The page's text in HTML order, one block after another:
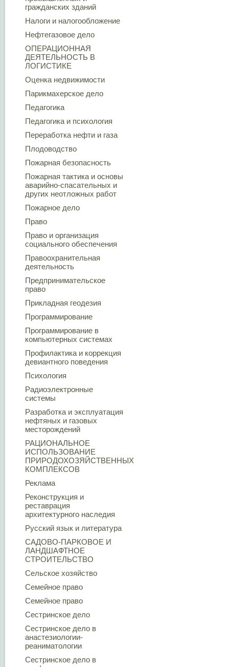
гражданских зданий
Налоги и налогообложение
Нефтегазовое дело
ОПЕРАЦИОННАЯ
ДЕЯТЕЛЬНОСТЬ В
ЛОГИСТИКЕ
Оценка недвижимости
Парикмахерское дело
Педагогика
Педагогика и психология
Переработка нефти и газа
Плодоводство
Пожарная безопасность
Пожарная тактика и основы
аварийно-спасательных и
других неотложных работ
Пожарное дело
Право
Право и организация
социального обеспечения
Правоохранительная
деятельность
Предпринимательское
право
Прикладная геодезия
Программирование
Программирование в
компьютерных системах
Профилактика и коррекция
девиантного поведения
Психология
Радиоэлектронные
системы
Разработка и эксплуатация
нефтяных и газовых
месторождений
РАЦИОНАЛЬНОЕ
ИСПОЛЬЗОВАНИЕ
ПРИРОДОХОЗЯЙСТВЕННЫХ
КОМПЛЕКСОВ
Реклама
Реконструкция и
реставрация
архитектурного наследия
Русский язык и литература
САДОВО-ПАРКОВОЕ И
ЛАНДШАФТНОЕ
СТРОИТЕЛЬСТВО
Сельское хозяйство
Семейное право
Семейное право
Сестринское дело
Сестринское дело в
анастезиологии-
реаниматологии
Сестринское дело в